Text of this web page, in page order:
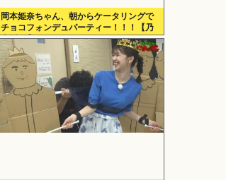
岡本姫奈ちゃん、朝からケータリングで
チョコフォンデュパーティー！！！【乃
木坂46】